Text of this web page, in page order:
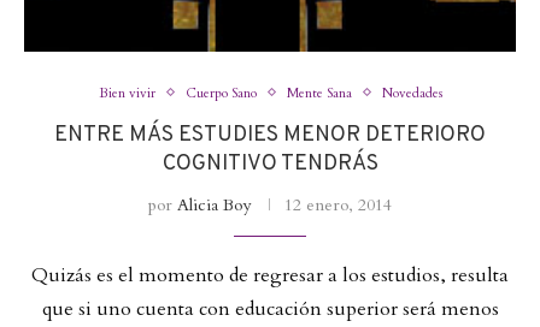
Bien vivir Cuerpo Sano Mente Sana Novedades
ENTRE MÁS ESTUDIES MENOR DETERIORO
COGNITIVO TENDRÁS
por Alicia Boy 12 enero, 2014
Quizás es el momento de regresar a los estudios, resulta
que si uno cuenta con educación superior será menos